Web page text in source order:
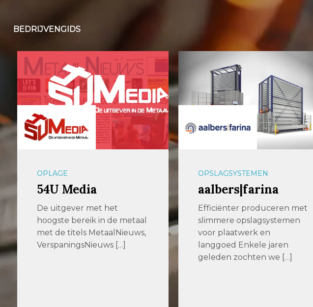
BEDRIJVENGIDS
OPLAGE
54U Media
De uitgever met het
hoogste bereik in de metaal
met de titels MetaalNieuws,
VerspaningsNieuws […]
OPSLAGSYSTEMEN
aalbers|farina
Efficiënter produceren met
slimmere opslagsystemen
voor plaatwerk en
langgoed Enkele jaren
geleden zochten we […]